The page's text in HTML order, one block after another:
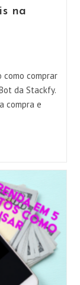
na
como comprar
da Stackfy.
compra e